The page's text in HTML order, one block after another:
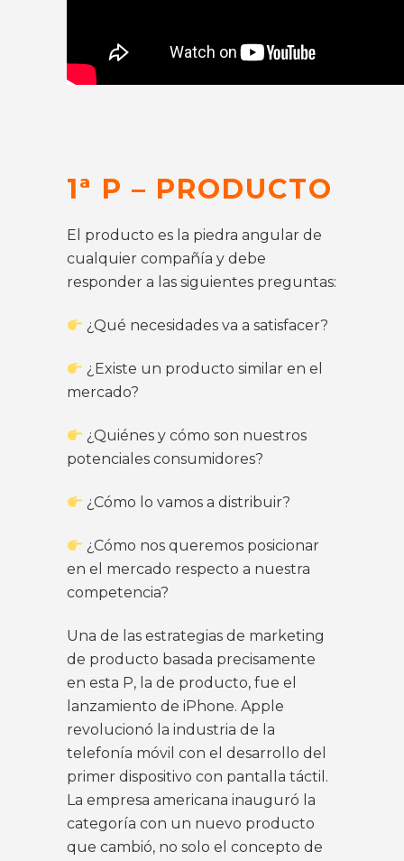
1ª P – PRODUCTO
El producto es la piedra angular de
cualquier compañía y debe
responder a las siguientes preguntas:
¿Qué necesidades va a satisfacer?
¿Existe un producto similar en el
mercado?
¿Quiénes y cómo son nuestros
potenciales consumidores?
¿Cómo lo vamos a distribuir?
¿Cómo nos queremos posicionar
en el mercado respecto a nuestra
competencia?
Una de las estrategias de marketing
de producto basada precisamente
en esta P, la de producto, fue el
lanzamiento de iPhone. Apple
revolucionó la industria de la
telefonía móvil con el desarrollo del
primer dispositivo con pantalla táctil.
La empresa americana inauguró la
categoría con un nuevo producto
que cambió, no solo el concepto de